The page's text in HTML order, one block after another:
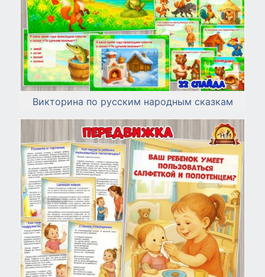
Викторина по русским народным сказкам